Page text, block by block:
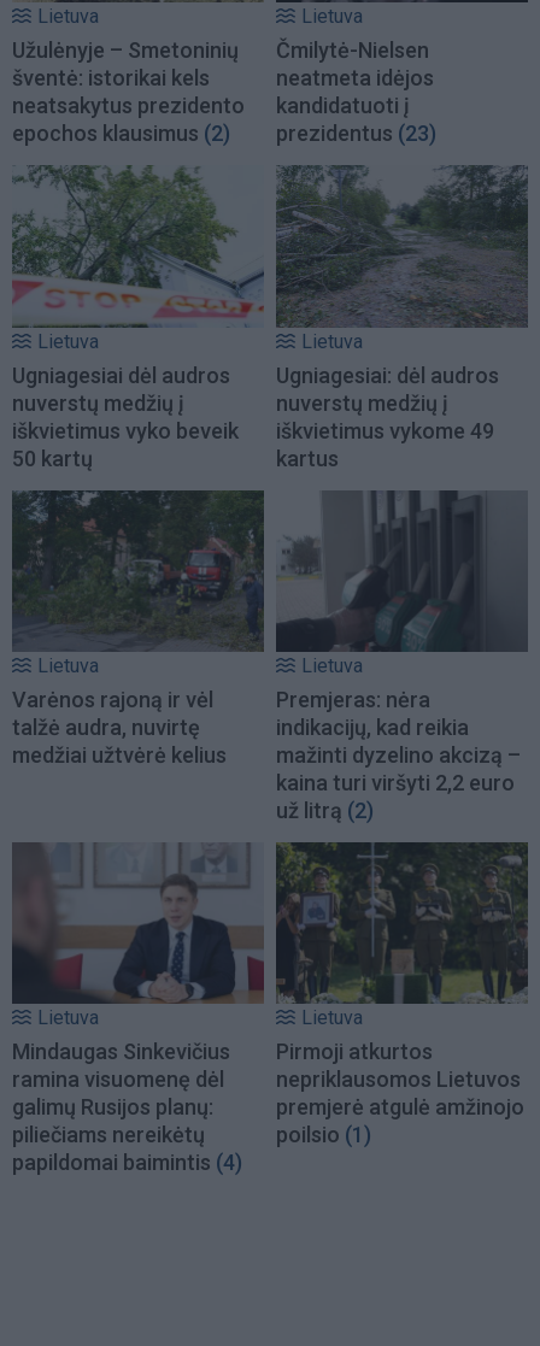
Lietuva
Užulėnyje – Smetoninių
šventė: istorikai kels
neatsakytus prezidento
epochos klausimus (2)
Lietuva
Čmilytė-Nielsen
neatmeta idėjos
kandidatuoti į
prezidentus (23)
Lietuva
Ugniagesiai dėl audros
nuverstų medžių į
iškvietimus vyko beveik
50 kartų
Lietuva
Ugniagesiai: dėl audros
nuverstų medžių į
iškvietimus vykome 49
kartus
Lietuva
Varėnos rajoną ir vėl
talžė audra, nuvirtę
medžiai užtvėrė kelius
Lietuva
Premjeras: nėra
indikacijų, kad reikia
mažinti dyzelino akcizą –
kaina turi viršyti 2,2 euro
už litrą (2)
Lietuva
Mindaugas Sinkevičius
ramina visuomenę dėl
galimų Rusijos planų:
piliečiams nereikėtų
papildomai baimintis (4)
Lietuva
Pirmoji atkurtos
nepriklausomos Lietuvos
premjerė atgulė amžinojo
poilsio (1)